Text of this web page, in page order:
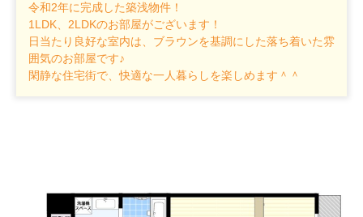
令和2年に完成した築浅物件！
1LDK、2LDKのお部屋がございます！
日当たり良好な室内は、ブラウンを基調にした落ち着いた雰
囲気のお部屋です♪
閑静な住宅街で、快適な一人暮らしを楽しめます＾＾